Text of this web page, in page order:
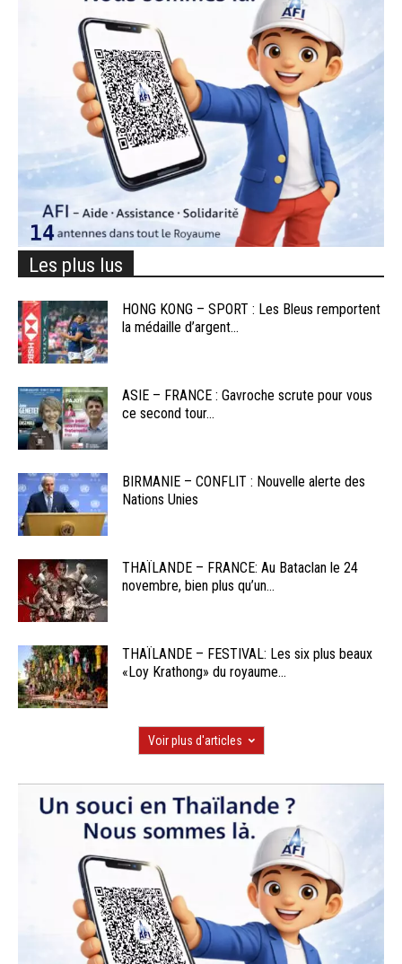
Les plus lus
HONG KONG – SPORT : Les Bleus remportent
la médaille d’argent...
ASIE – FRANCE : Gavroche scrute pour vous
ce second tour...
BIRMANIE – CONFLIT : Nouvelle alerte des
Nations Unies
THAÏLANDE – FRANCE: Au Bataclan le 24
novembre, bien plus qu’un...
THAÏLANDE – FESTIVAL: Les six plus beaux
«Loy Krathong» du royaume...
Voir plus d'articles